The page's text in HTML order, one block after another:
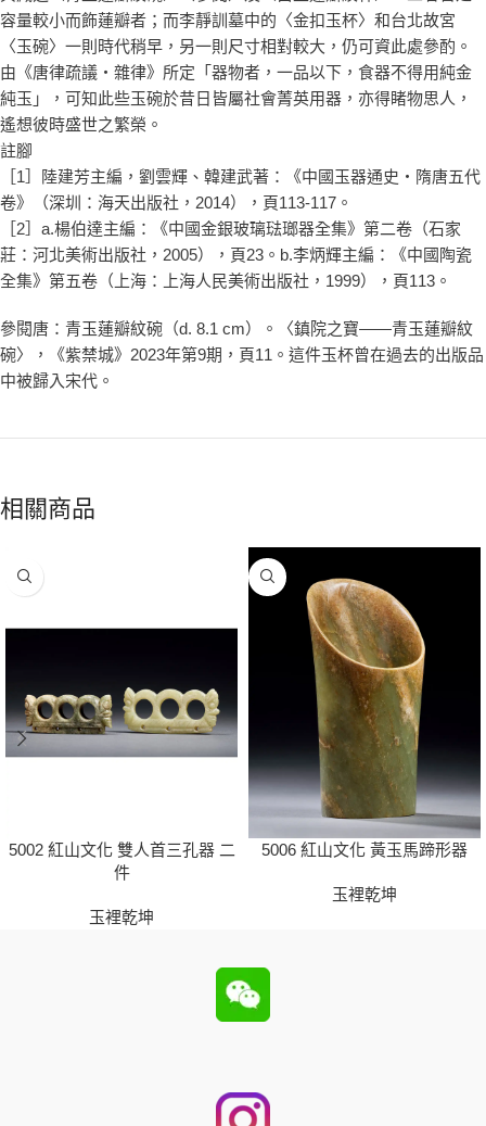
容量較小而飾蓮瓣者；而李靜訓墓中的〈金扣玉杯〉和台北故宮
〈玉碗〉一則時代稍早，另一則尺寸相對較大，仍可資此處參酌。
由《唐律疏議‧雜律》所定「器物者，一品以下，食器不得用純金
純玉」，可知此些玉碗於昔日皆屬社會菁英用器，亦得睹物思人，
遙想彼時盛世之繁榮。
註腳
［1］陸建芳主編，劉雲輝、韓建武著：《中國玉器通史‧隋唐五代
卷》（深圳：海天出版社，2014），頁113-117。
［2］a.楊伯達主編：《中國金銀玻璃琺瑯器全集》第二卷（石家
莊：河北美術出版社，2005），頁23。b.李炳輝主編：《中國陶瓷
全集》第五卷（上海：上海人民美術出版社，1999），頁113。
參閱唐：青玉蓮瓣紋碗（d. 8.1 cm）。〈鎮院之寶——青玉蓮瓣紋
碗〉，《紫禁城》2023年第9期，頁11。這件玉杯曾在過去的出版品
中被歸入宋代。
相關商品
5002 紅山文化 雙人首三孔器 二
件
玉裡乾坤
5006 紅山文化 黃玉馬蹄形器
玉裡乾坤